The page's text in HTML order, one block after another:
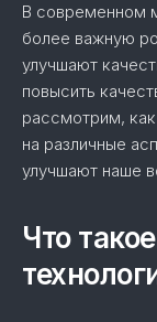
В современном
более важную
улучшают
повысить
рассмотрим,
на различные
улучшают наше
Что